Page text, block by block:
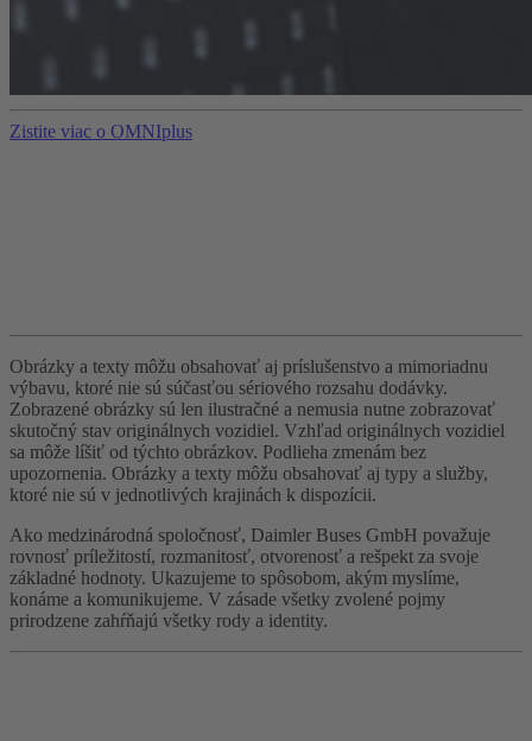
Zistite viac o OMNIplus
Obrázky a texty môžu obsahovať aj príslušenstvo a mimoriadnu
výbavu, ktoré nie sú súčasťou sériového rozsahu dodávky.
Zobrazené obrázky sú len ilustračné a nemusia nutne zobrazovať
skutočný stav originálnych vozidiel. Vzhľad originálnych vozidiel
sa môže líšiť od týchto obrázkov. Podlieha zmenám bez
upozornenia. Obrázky a texty môžu obsahovať aj typy a služby,
ktoré nie sú v jednotlivých krajinách k dispozícii.
Ako medzinárodná spoločnosť, Daimler Buses GmbH považuje
rovnosť príležitostí, rozmanitosť, otvorenosť a rešpekt za svoje
základné hodnoty. Ukazujeme to spôsobom, akým myslíme,
konáme a komunikujeme. V zásade všetky zvolené pojmy
prirodzene zahŕňajú všetky rody a identity.